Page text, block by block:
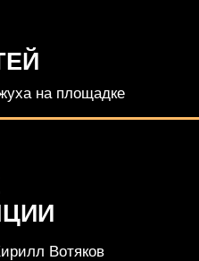
на площадке
Вотяков